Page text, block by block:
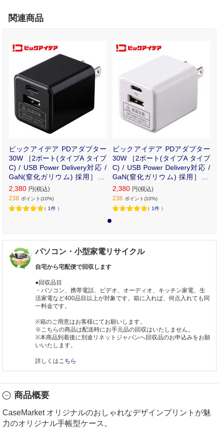
関連商品
ビックアイデア PDアダプター
30W ［2ポート(タイプA タイプ
C) / USB Power Delivery対応 /
GaN(窒化ガリウム) 採用］ ブ
ラック BIT-ACPD302AK
2,380 円(税込)
238 ポイント(10%)
（ 1件 ）
ビックアイデア PDアダプター
30W ［2ポート(タイプA タイプ
C) / USB Power Delivery対応 /
GaN(窒化ガリウム) 採用］ ホ
ワイト BIT-ACPD302AW
2,380 円(税込)
238 ポイント(10%)
（ 1件 ）
パソコン・小型家電リサイクル
自宅から宅配便で回収します
●回収品目
・パソコン、携帯電話、ビデオ、オーディオ、キッチン家電、生
活家電など400品目以上が対象です。箱に入れば、何点入れても同
一料金です。
※箱のご用意はお客様にてお願いします。
※こちらの商品は配送時にお手元品の回収はいたしません。
※本商品到着後に別途リネットジャパンへ回収品のお申込みをお願
いいたします。
詳しくはこちら
商品概要
CaseMarket オリジナルのおしゃれなデザインプリントが魅
力のオリジナル手帳型ケース。